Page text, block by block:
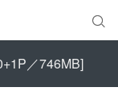

／746MB]